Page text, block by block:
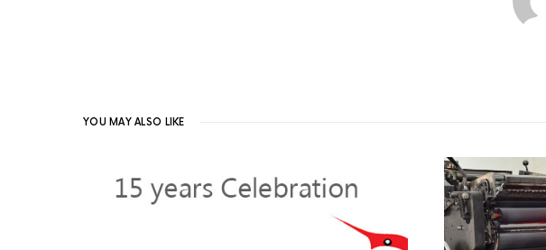
YOU MAY ALSO LIKE